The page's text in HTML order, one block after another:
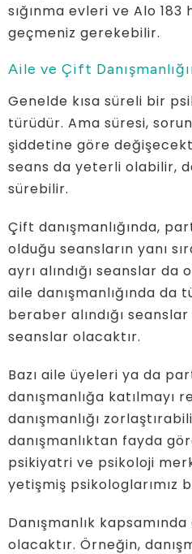
sığınma evleri ve Alo
geçmeniz gerekebilir.
Aile ve Çift
Genelde kısa süreli bir
türüdür. Ama süresi,
şiddetine göre
seans da yeterli olabilir,
sürebilir.
Çift danışmanlığında,
olduğu seansların yanı
ayrı alındığı seanslar da
aile danışmanlığında da
beraber alındığı seanslar
seanslar olacaktır.
Bazı aile üyeleri ya da
danışmanlığa katılmayı
danışmanlığı
danışmanlıktan fayda
psikiyatri ve psikoloji
yetişmiş psikologlarımız
Danışmanlık
olacaktır. Örneğin,